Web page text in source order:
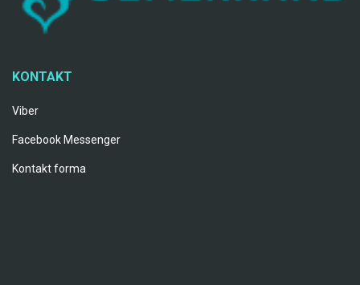
KONTAKT
Viber
Facebook Messenger
Kontakt forma